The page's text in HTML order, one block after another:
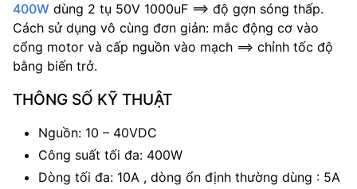
400W dùng 2 tụ 50V 1000uF ==> độ gợn sóng thấp.
Cách sử dụng vô cùng đơn giản: mắc động cơ vào
cổng motor và cấp nguồn vào mạch ==> chỉnh tốc độ
bằng biến trở.
THÔNG SỐ KỸ THUẬT
Nguồn: 10 – 40VDC
Công suất tối đa: 400W
Dòng tối đa: 10A , dòng ổn định thường dùng : 5A